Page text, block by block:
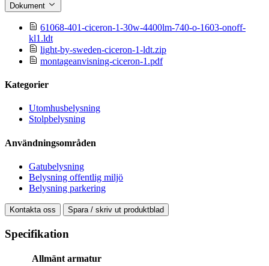
Dokument
61068-401-ciceron-1-30w-4400lm-740-o-1603-onoff-
kl1.ldt
light-by-sweden-ciceron-1-ldt.zip
montageanvisning-ciceron-1.pdf
Kategorier
Utomhusbelysning
Stolpbelysning
Användningsområden
Gatubelysning
Belysning offentlig miljö
Belysning parkering
Kontakta oss Spara / skriv ut produktblad
Specifikation
Allmänt armatur